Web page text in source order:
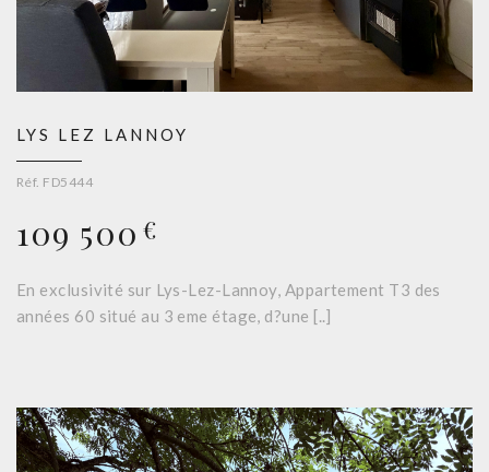
LYS LEZ LANNOY
Réf. FD5444
109 500 €
En exclusivité sur Lys-Lez-Lannoy, Appartement T3 des
années 60 situé au 3 eme étage, d?une [..]